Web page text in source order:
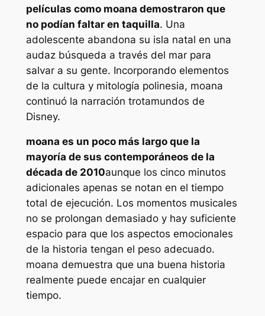
películas como moana demostraron que
no podían faltar en taquilla. Una
adolescente abandona su isla natal en una
audaz búsqueda a través del mar para
salvar a su gente. Incorporando elementos
de la cultura y mitología polinesia, moana
continuó la narración trotamundos de
Disney.
moana es un poco más largo que la
mayoría de sus contemporáneos de la
década de 2010aunque los cinco minutos
adicionales apenas se notan en el tiempo
total de ejecución. Los momentos musicales
no se prolongan demasiado y hay suficiente
espacio para que los aspectos emocionales
de la historia tengan el peso adecuado.
moana demuestra que una buena historia
realmente puede encajar en cualquier
tiempo.